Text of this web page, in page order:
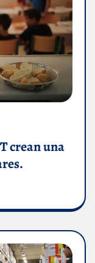
crean una